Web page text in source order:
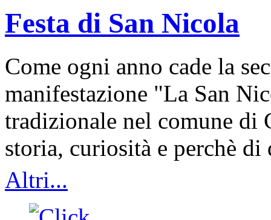
Festa di San Nicola
Come ogni anno cade la
manifestazione "La San
tradizionale nel comune di
storia, curiosità e perchè
Altri...